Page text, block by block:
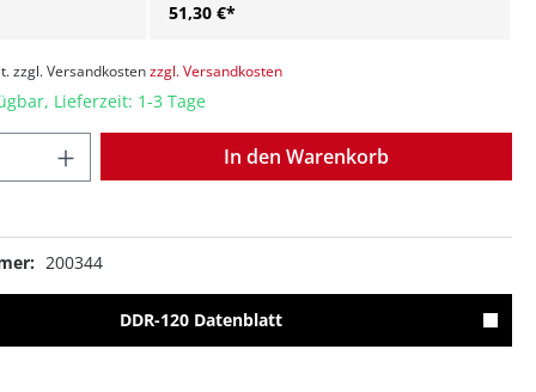
51,30 €*
zzgl. Versandkostenzzgl. Versandkosten
Lieferzeit: 1-3 Tage
In den Warenkorb
200344
DDR-120 Datenblatt